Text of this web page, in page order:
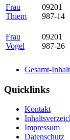
Frau
Thiem
09201
987-14
Frau
Vogel
09201
987-26
Gesamt-
Quicklinks
Kontakt
Impressum
Datenschutz